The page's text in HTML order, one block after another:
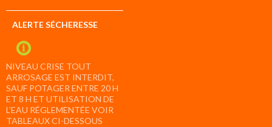
ALERTE SÉCHERESSE
NIVEAU CRISE TOUT
ARROSAGE EST INTERDIT,
SAUF POTAGER ENTRE 20 H
ET 8 H ET UTILISATION DE
L’EAU RÉGLEMENTÉE VOIR
TABLEAUX CI-DESSOUS